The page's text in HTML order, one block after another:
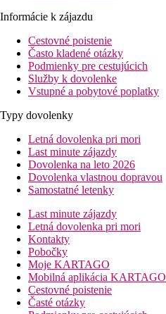
Informácie k zájazdu
Cestovné poistenie
Často kladené otázky
Podmienky pre cestujúcich
Služby k dovolenke
Vstupné a pobytové poplatky
Typy dovolenky
Letná dovolenka pri mori
Last minute zájazdy
Dovolenka na leto 2026
Dovolenka vlastnou dopravou
Samostatné letenky
Last minute zájazdy
Letná dovolenka pri mori
Kontakty
Pobočky
Moje KARTAGO
Mobilná aplikácia KARTAGO
Cestovné poistenie
Časté otázky